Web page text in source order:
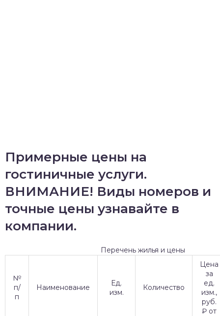
Примерные цены на
гостиничные услуги.
ВНИМАНИЕ! Виды номеров и
точные цены узнавайте в
компании.
Перечень жилья и цены
№
п/
п
Наименование
Ед.
изм.
Количество
Цена
за
ед.
изм.,
руб.
₽ от